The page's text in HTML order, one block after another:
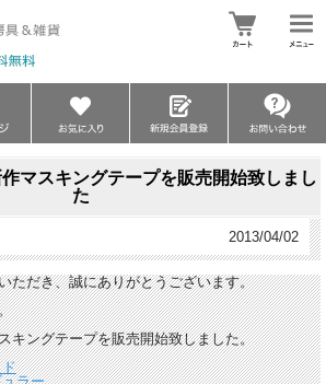
マスキングテープを販売開始致しまし
た
2013/04/02
ただき、誠にありがとうございます。
キングテープを販売開始致しました。